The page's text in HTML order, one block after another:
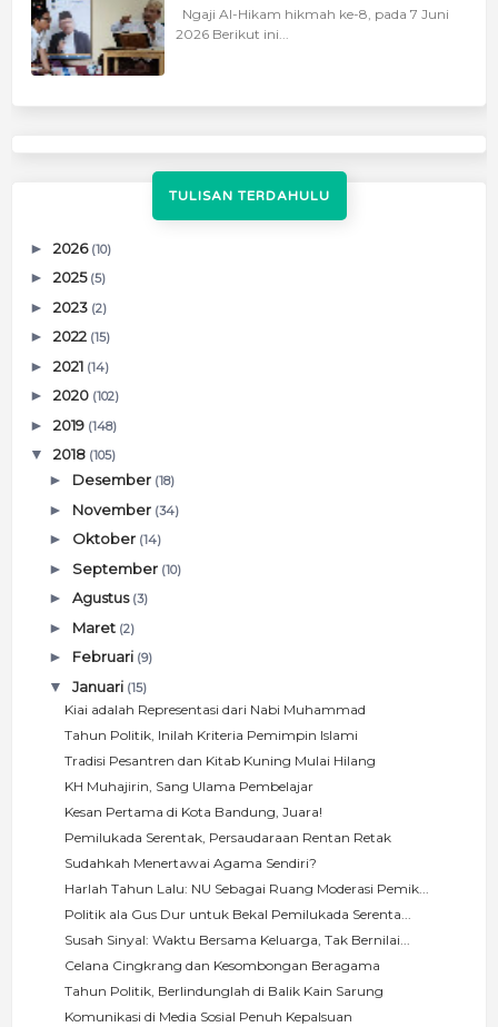
Ngaji Al-Hikam hikmah ke-8, pada 7 Juni
2026 Berikut ini...
TULISAN TERDAHULU
► 2026 (10)
► 2025 (5)
► 2023 (2)
► 2022 (15)
► 2021 (14)
► 2020 (102)
► 2019 (148)
▼ 2018 (105)
► Desember (18)
► November (34)
► Oktober (14)
► September (10)
► Agustus (3)
► Maret (2)
► Februari (9)
▼ Januari (15)
Kiai adalah Representasi dari Nabi Muhammad
Tahun Politik, Inilah Kriteria Pemimpin Islami
Tradisi Pesantren dan Kitab Kuning Mulai Hilang
KH Muhajirin, Sang Ulama Pembelajar
Kesan Pertama di Kota Bandung, Juara!
Pemilukada Serentak, Persaudaraan Rentan Retak
Sudahkah Menertawai Agama Sendiri?
Harlah Tahun Lalu: NU Sebagai Ruang Moderasi Pemik...
Politik ala Gus Dur untuk Bekal Pemilukada Serenta...
Susah Sinyal: Waktu Bersama Keluarga, Tak Bernilai...
Celana Cingkrang dan Kesombongan Beragama
Tahun Politik, Berlindunglah di Balik Kain Sarung
Komunikasi di Media Sosial Penuh Kepalsuan